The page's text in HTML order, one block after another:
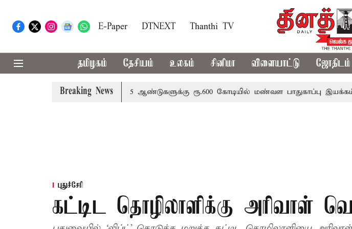
E-Paper DTNEXT Thanthi TV
தமிழகம் தேசியம் உலகம் சினிமா விளையாட்டு ஜோதிடம்
Breaking News
அமைச்சர் வினோத் 5 ஆண்டுகளுக்கு ரூ.600 கோடியில் மண்வள பாதுகாப்பு இயக்கம்
புதுச்சேரி
கட்டிட தொழிலாளிக்கு அரிவாள்